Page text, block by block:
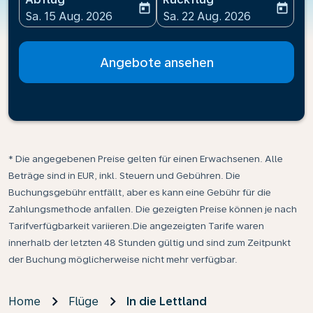
fc-booking-departure-date-aria-label
Sa. 15 Aug. 2026
today
fc-booking-return-date-
Sa. 22 Aug. 2026
today
Angebote ansehen
* Die angegebenen Preise gelten für einen Erwachsenen. Alle
Beträge sind in EUR, inkl. Steuern und Gebühren. Die
Buchungsgebühr entfällt, aber es kann eine Gebühr für die
Zahlungsmethode anfallen. Die gezeigten Preise können je nach
Tarifverfügbarkeit variieren.Die angezeigten Tarife waren
innerhalb der letzten 48 Stunden gültig und sind zum Zeitpunkt
der Buchung möglicherweise nicht mehr verfügbar.
Home Flüge In die Lettland